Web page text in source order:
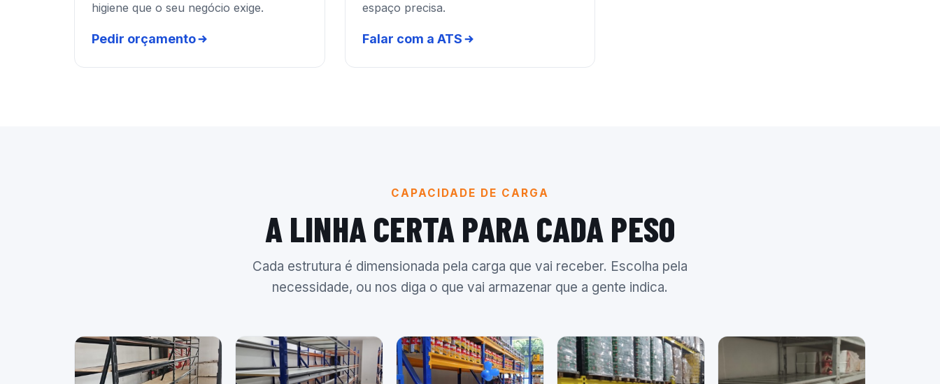
higiene que o seu negócio exige.
Pedir orçamento
espaço precisa.
Falar com a ATS
CAPACIDADE DE CARGA
A LINHA CERTA PARA CADA PESO
Cada estrutura é dimensionada pela carga que vai receber. Escolha pela
necessidade, ou nos diga o que vai armazenar que a gente indica.